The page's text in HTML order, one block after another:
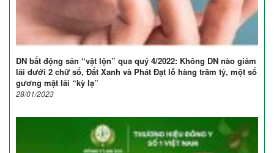
DN bất động sản “vật lộn” qua quý 4/2022: Không DN nào giảm
lãi dưới 2 chữ số, Đất Xanh và Phát Đạt lỗ hàng trăm tỷ, một số
gương mặt lãi “kỳ lạ”
28/01/2023